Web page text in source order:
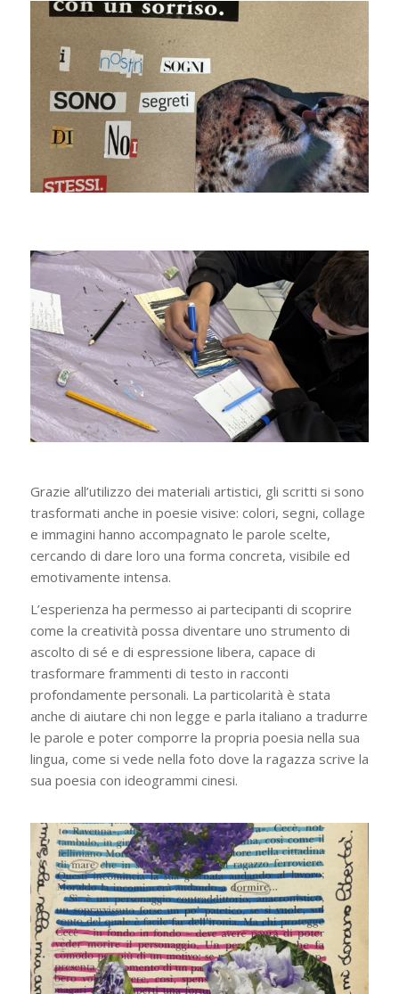
Grazie all’utilizzo dei materiali artistici, gli scritti si sono
trasformati anche in poesie visive: colori, segni, collage
e immagini hanno accompagnato le parole scelte,
cercando di dare loro una forma concreta, visibile ed
emotivamente intensa.
L’esperienza ha permesso ai partecipanti di scoprire
come la creatività possa diventare uno strumento di
ascolto di sé e di espressione libera, capace di
trasformare frammenti di testo in racconti
profondamente personali. La particolarità è stata
anche di aiutare chi non legge e parla italiano a tradurre
le parole e poter comporre la propria poesia nella sua
lingua, come si vede nella foto dove la ragazza scrive la
sua poesia con ideogrammi cinesi.